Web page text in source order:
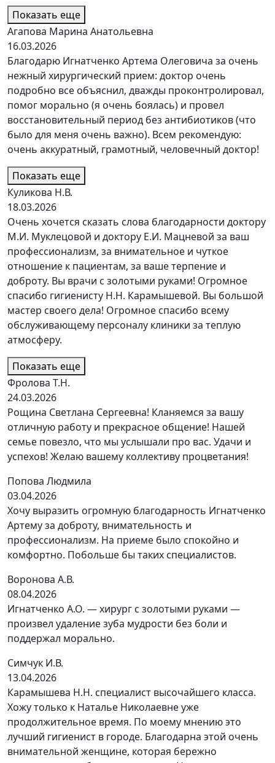
Показать еще
Агапова Марина Анатольевна
16.03.2026
Благодарю Игнатченко Артема Олеговича за очень
нежный хирургический прием: доктор очень
подробно все объяснил, дважды проконтролировал,
помог морально (я очень боялась) и провел
восстановительный период без антибиотиков (что
было для меня очень важно). Всем рекомендую:
очень аккуратный, грамотный, человечный доктор!
Показать еще
Куликова Н.В.
18.03.2026
Очень хочется сказать слова благодарности доктору
М.И. Муклецовой и доктору Е.И. Мацневой за ваш
профессионализм, за внимательное и чуткое
отношение к пациентам, за ваше терпение и
доброту. Вы врачи с золотыми руками! Огромное
спасибо гигиенисту Н.Н. Карамышевой. Вы большой
мастер своего дела! Огромное спасибо всему
обслуживающему персоналу клиники за теплую
атмосферу.
Показать еще
Фролова Т.Н.
24.03.2026
Рощина Светлана Сергеевна! Кланяемся за вашу
отличную работу и прекрасное общение! Нашей
семье повезло, что мы услышали про вас. Удачи и
успехов! Желаю вашему коллективу процветания!
Попова Людмила
03.04.2026
Хочу выразить огромную благодарность Игнатченко
Артему за доброту, внимательность и
профессионализм. На приеме было спокойно и
комфортно. Побольше бы таких специалистов.
Воронова А.В.
08.04.2026
Игнатченко А.О. — хирург с золотыми руками —
произвел удаление зуба мудрости без боли и
поддержал морально.
Симчук И.В.
13.04.2026
Карамышева Н.Н. специалист высочайшего класса.
Хожу только к Наталье Николаевне уже
продолжительное время. По моему мнению это
лучший гигиенист в городе. Благодарна этой очень
внимательной женщине, которая бережно